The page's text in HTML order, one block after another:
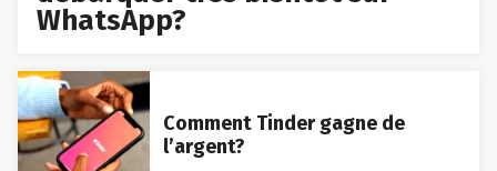
WhatsApp?
Comment Tinder gagne de
l’argent?